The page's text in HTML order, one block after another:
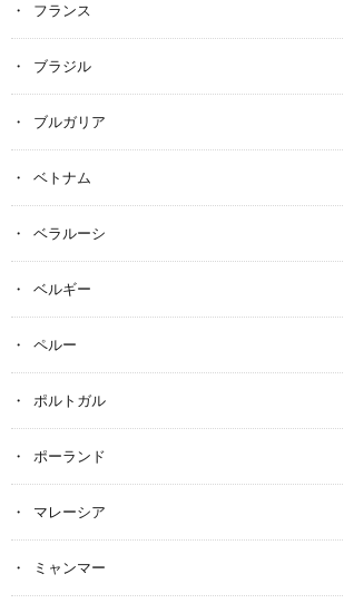
フランス
ブラジル
ブルガリア
ベトナム
ベラルーシ
ベルギー
ペルー
ポルトガル
ポーランド
マレーシア
ミャンマー